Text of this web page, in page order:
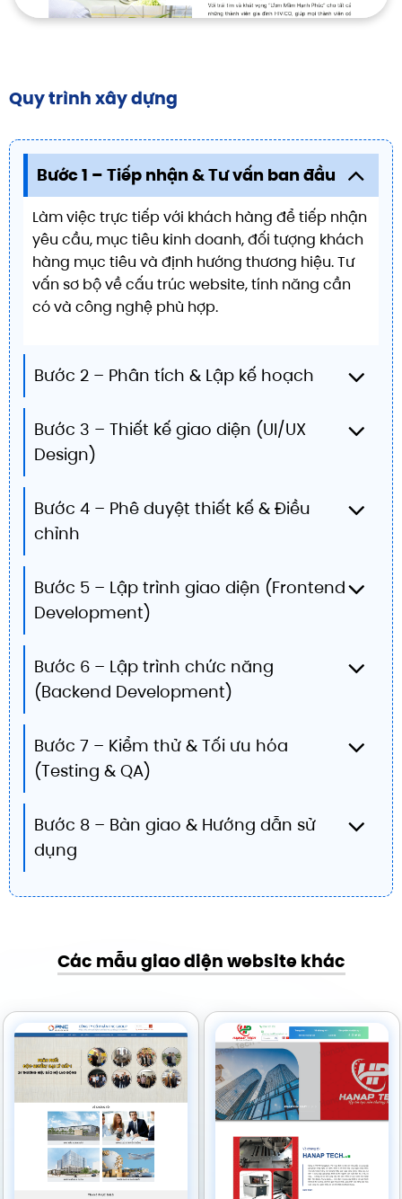
Quy trình xây dựng
Bước 1 – Tiếp nhận & Tư vấn ban đầu
Làm việc trực tiếp với khách hàng để tiếp nhận
yêu cầu, mục tiêu kinh doanh, đối tượng khách
hàng mục tiêu và định hướng thương hiệu. Tư
vấn sơ bộ về cấu trúc website, tính năng cần
có và công nghệ phù hợp.
Bước 2 – Phân tích & Lập kế hoạch
Bước 3 – Thiết kế giao diện (UI/UX
Design)
Bước 4 – Phê duyệt thiết kế & Điều
chỉnh
Bước 5 – Lập trình giao diện (Frontend
Development)
Bước 6 – Lập trình chức năng
(Backend Development)
Bước 7 – Kiểm thử & Tối ưu hóa
(Testing & QA)
Bước 8 – Bàn giao & Hướng dẫn sử
dụng
Các mẫu giao diện website khác